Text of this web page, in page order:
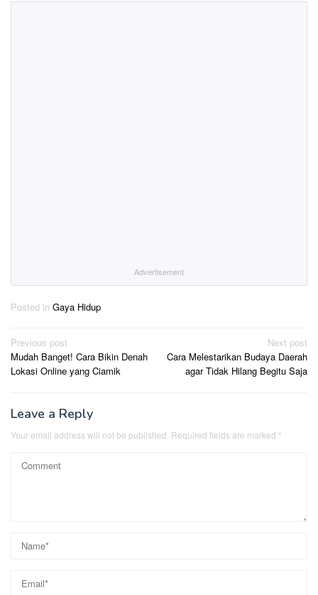
Advertisement
Posted in Gaya Hidup
Post
navigation
Previous post
Mudah Banget! Cara Bikin Denah
Lokasi Online yang Ciamik
Next post
Cara Melestarikan Budaya Daerah
agar Tidak Hilang Begitu Saja
Leave a Reply
Your email address will not be published. Required fields are marked *